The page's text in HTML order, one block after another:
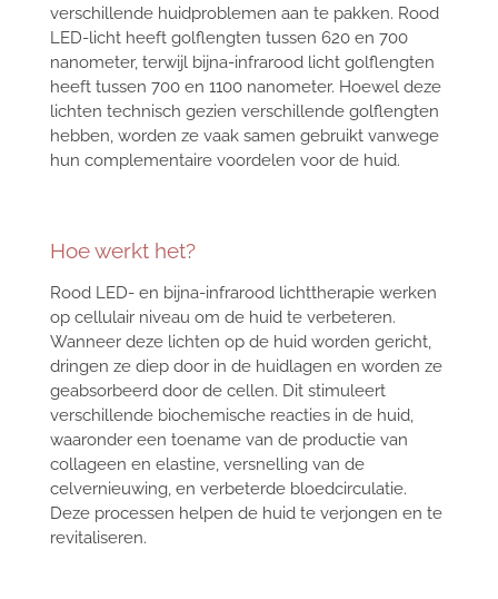
verschillende huidproblemen aan te pakken. Rood
LED-licht heeft golflengten tussen 620 en 700
nanometer, terwijl bijna-infrarood licht golflengten
heeft tussen 700 en 1100 nanometer. Hoewel deze
lichten technisch gezien verschillende golflengten
hebben, worden ze vaak samen gebruikt vanwege
hun complementaire voordelen voor de huid.
Hoe werkt het?
Rood LED- en bijna-infrarood lichttherapie werken
op cellulair niveau om de huid te verbeteren.
Wanneer deze lichten op de huid worden gericht,
dringen ze diep door in de huidlagen en worden ze
geabsorbeerd door de cellen. Dit stimuleert
verschillende biochemische reacties in de huid,
waaronder een toename van de productie van
collageen en elastine, versnelling van de
celvernieuwing, en verbeterde bloedcirculatie.
Deze processen helpen de huid te verjongen en te
revitaliseren.